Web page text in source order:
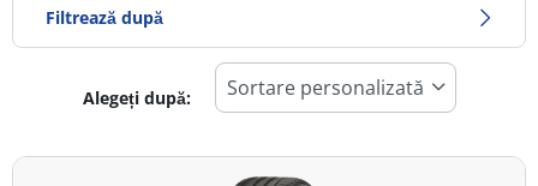
Filtrează după
Alegeți după: